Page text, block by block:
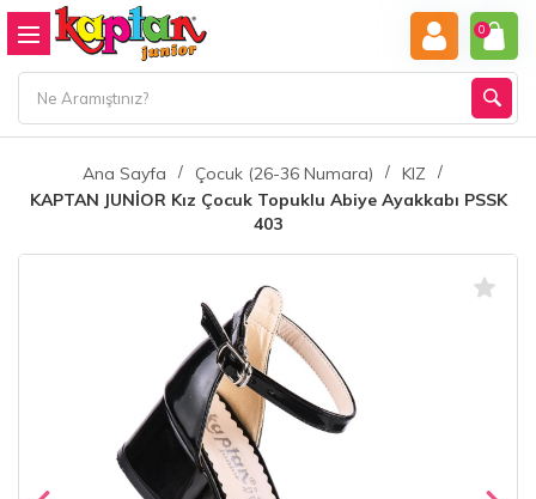
0
Ana Sayfa Çocuk (26-36 Numara)
KIZ
KAPTAN JUNİOR Kız Çocuk Topuklu Abiye Ayakkabı PSSK
403